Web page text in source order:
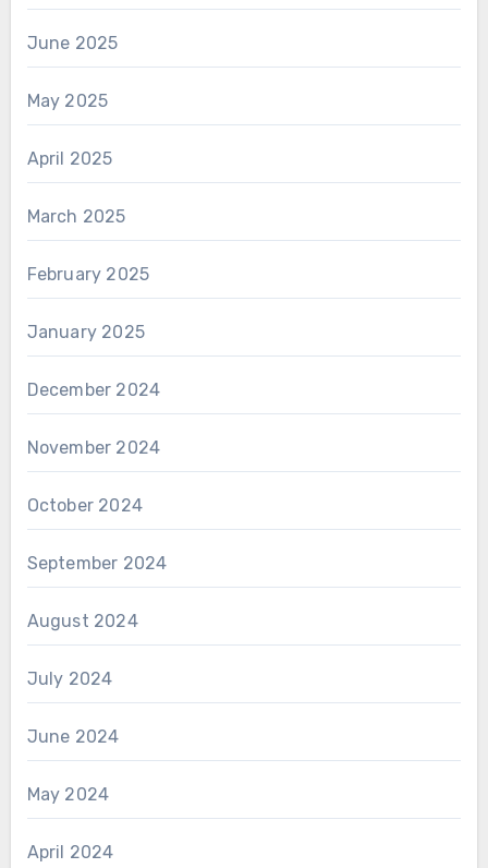
June 2025
May 2025
April 2025
March 2025
February 2025
January 2025
December 2024
November 2024
October 2024
September 2024
August 2024
July 2024
June 2024
May 2024
April 2024